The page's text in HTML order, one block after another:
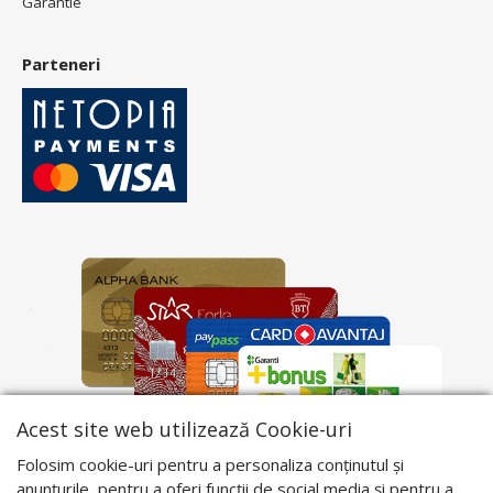
Parteneri
Acest site web utilizează Cookie-uri
Folosim cookie-uri pentru a personaliza conținutul și
anunțurile, pentru a oferi funcții de social media și pentru a